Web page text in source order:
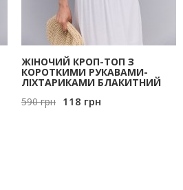
ЖІНОЧИЙ КРОП-ТОП З
КОРОТКИМИ РУКАВАМИ-
ЛІХТАРИКАМИ БЛАКИТНИЙ
590 грн 118 грн